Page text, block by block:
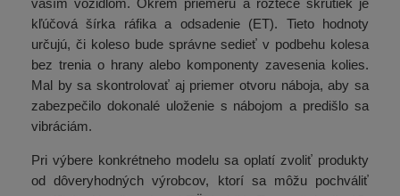
vaším vozidlom. Okrem priemeru a rozteče skrutiek je
kľúčová šírka ráfika a odsadenie (ET). Tieto hodnoty
určujú, či koleso bude správne sedieť v podbehu kolesa
bez trenia o hrany alebo komponenty zavesenia kolies.
Mal by sa skontrolovať aj priemer otvoru náboja, aby sa
zabezpečilo dokonalé uloženie s nábojom a predišlo sa
vibráciám.
Pri výbere konkrétneho modelu sa oplatí zvoliť produkty
od dôveryhodných výrobcov, ktorí sa môžu pochváliť